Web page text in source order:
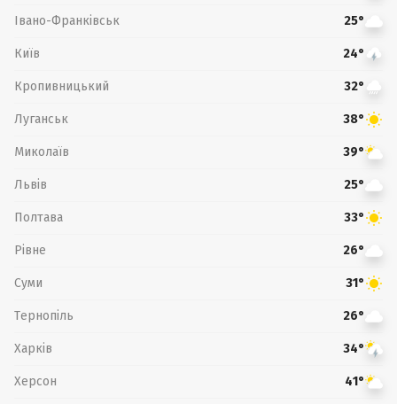
Івано-Франківськ 25°
Київ 24°
Кропивницький 32°
Луганськ 38°
Миколаїв 39°
Львів 25°
Полтава 33°
Рівне 26°
Суми 31°
Тернопіль 26°
Харків 34°
Херсон 41°